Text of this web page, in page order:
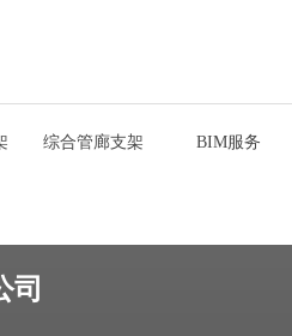
综合管廊支架 BIM服务
司